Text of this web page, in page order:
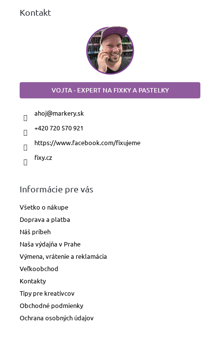
Kontakt
VOJTA - EXPERT NA FIXKY A PASTELKY
ahoj@markery.sk
+420 720 570 921
https://www.facebook.com/fixujeme
fixy.cz
Informácie pre vás
Všetko o nákupe
Doprava a platba
Náš príbeh
Naša výdajňa v Prahe
Výmena, vrátenie a reklamácia
Veľkoobchod
Kontakty
Tipy pre kreatívcov
Obchodné podmienky
Ochrana osobných údajov